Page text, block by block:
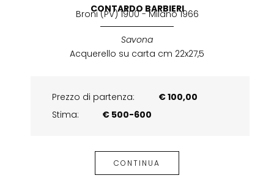
CONTARDO BARBIERI
Broni (PV) 1900 - Milano 1966
Savona
Acquerello su carta cm 22x27,5
Prezzo di partenza:
€ 100,00
Stima:
€ 500-600
CONTINUA